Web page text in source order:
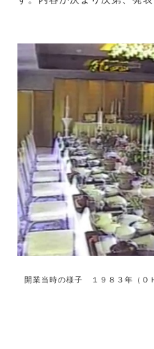
開業当時の様子 １９８３年（Ｏ